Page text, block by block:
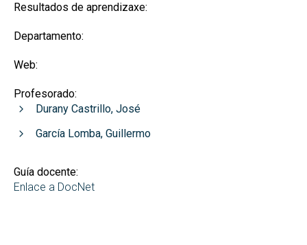
Resultados de aprendizaxe:
Departamento:
Web:
Profesorado:
Durany Castrillo, José
García Lomba, Guillermo
Guía docente:
Enlace a DocNet